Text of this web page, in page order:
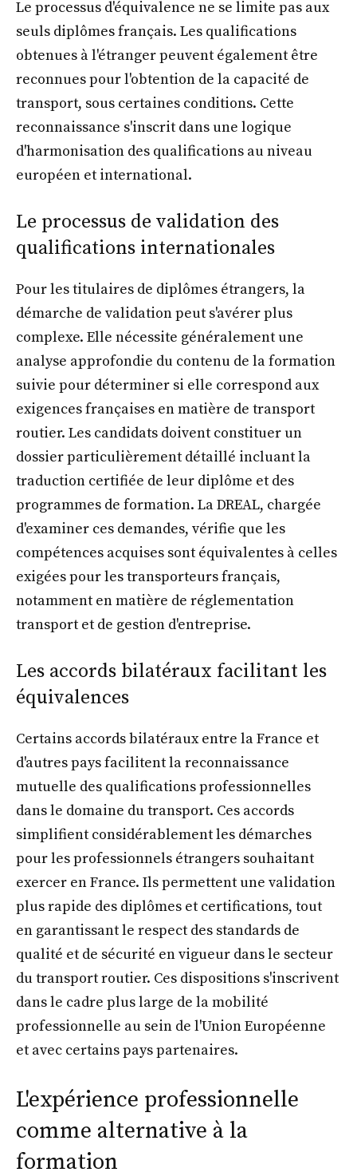
Le processus d'équivalence ne se limite pas aux
seuls diplômes français. Les qualifications
obtenues à l'étranger peuvent également être
reconnues pour l'obtention de la capacité de
transport, sous certaines conditions. Cette
reconnaissance s'inscrit dans une logique
d'harmonisation des qualifications au niveau
européen et international.
Le processus de validation des
qualifications internationales
Pour les titulaires de diplômes étrangers, la
démarche de validation peut s'avérer plus
complexe. Elle nécessite généralement une
analyse approfondie du contenu de la formation
suivie pour déterminer si elle correspond aux
exigences françaises en matière de transport
routier. Les candidats doivent constituer un
dossier particulièrement détaillé incluant la
traduction certifiée de leur diplôme et des
programmes de formation. La DREAL, chargée
d'examiner ces demandes, vérifie que les
compétences acquises sont équivalentes à celles
exigées pour les transporteurs français,
notamment en matière de réglementation
transport et de gestion d'entreprise.
Les accords bilatéraux facilitant les
équivalences
Certains accords bilatéraux entre la France et
d'autres pays facilitent la reconnaissance
mutuelle des qualifications professionnelles
dans le domaine du transport. Ces accords
simplifient considérablement les démarches
pour les professionnels étrangers souhaitant
exercer en France. Ils permettent une validation
plus rapide des diplômes et certifications, tout
en garantissant le respect des standards de
qualité et de sécurité en vigueur dans le secteur
du transport routier. Ces dispositions s'inscrivent
dans le cadre plus large de la mobilité
professionnelle au sein de l'Union Européenne
et avec certains pays partenaires.
L'expérience professionnelle
comme alternative à la
formation